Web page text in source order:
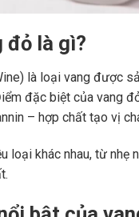
đỏ là gì?
là loại vang được
đặc biệt của vang
– hợp chất tạo vị
loại khác nhau, từ